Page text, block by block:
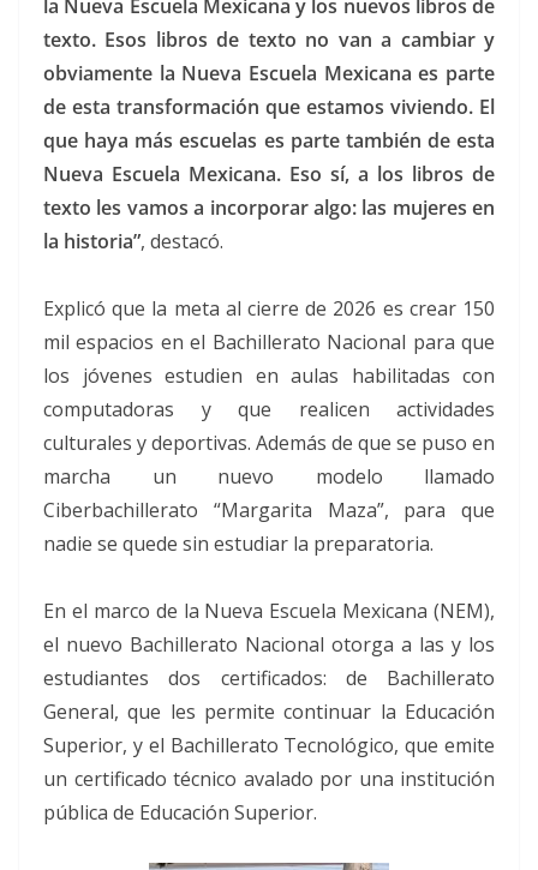
la Nueva Escuela Mexicana y los nuevos libros de
texto. Esos libros de texto no van a cambiar y
obviamente la Nueva Escuela Mexicana es parte
de esta transformación que estamos viviendo. El
que haya más escuelas es parte también de esta
Nueva Escuela Mexicana. Eso sí, a los libros de
texto les vamos a incorporar algo: las mujeres en
la historia”, destacó.
Explicó que la meta al cierre de 2026 es crear 150
mil espacios en el Bachillerato Nacional para que
los jóvenes estudien en aulas habilitadas con
computadoras y que realicen actividades
culturales y deportivas. Además de que se puso en
marcha un nuevo modelo llamado
Ciberbachillerato “Margarita Maza”, para que
nadie se quede sin estudiar la preparatoria.
En el marco de la Nueva Escuela Mexicana (NEM),
el nuevo Bachillerato Nacional otorga a las y los
estudiantes dos certificados: de Bachillerato
General, que les permite continuar la Educación
Superior, y el Bachillerato Tecnológico, que emite
un certificado técnico avalado por una institución
pública de Educación Superior.